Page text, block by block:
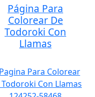
Página Para
Colorear De
Todoroki Con
Llamas